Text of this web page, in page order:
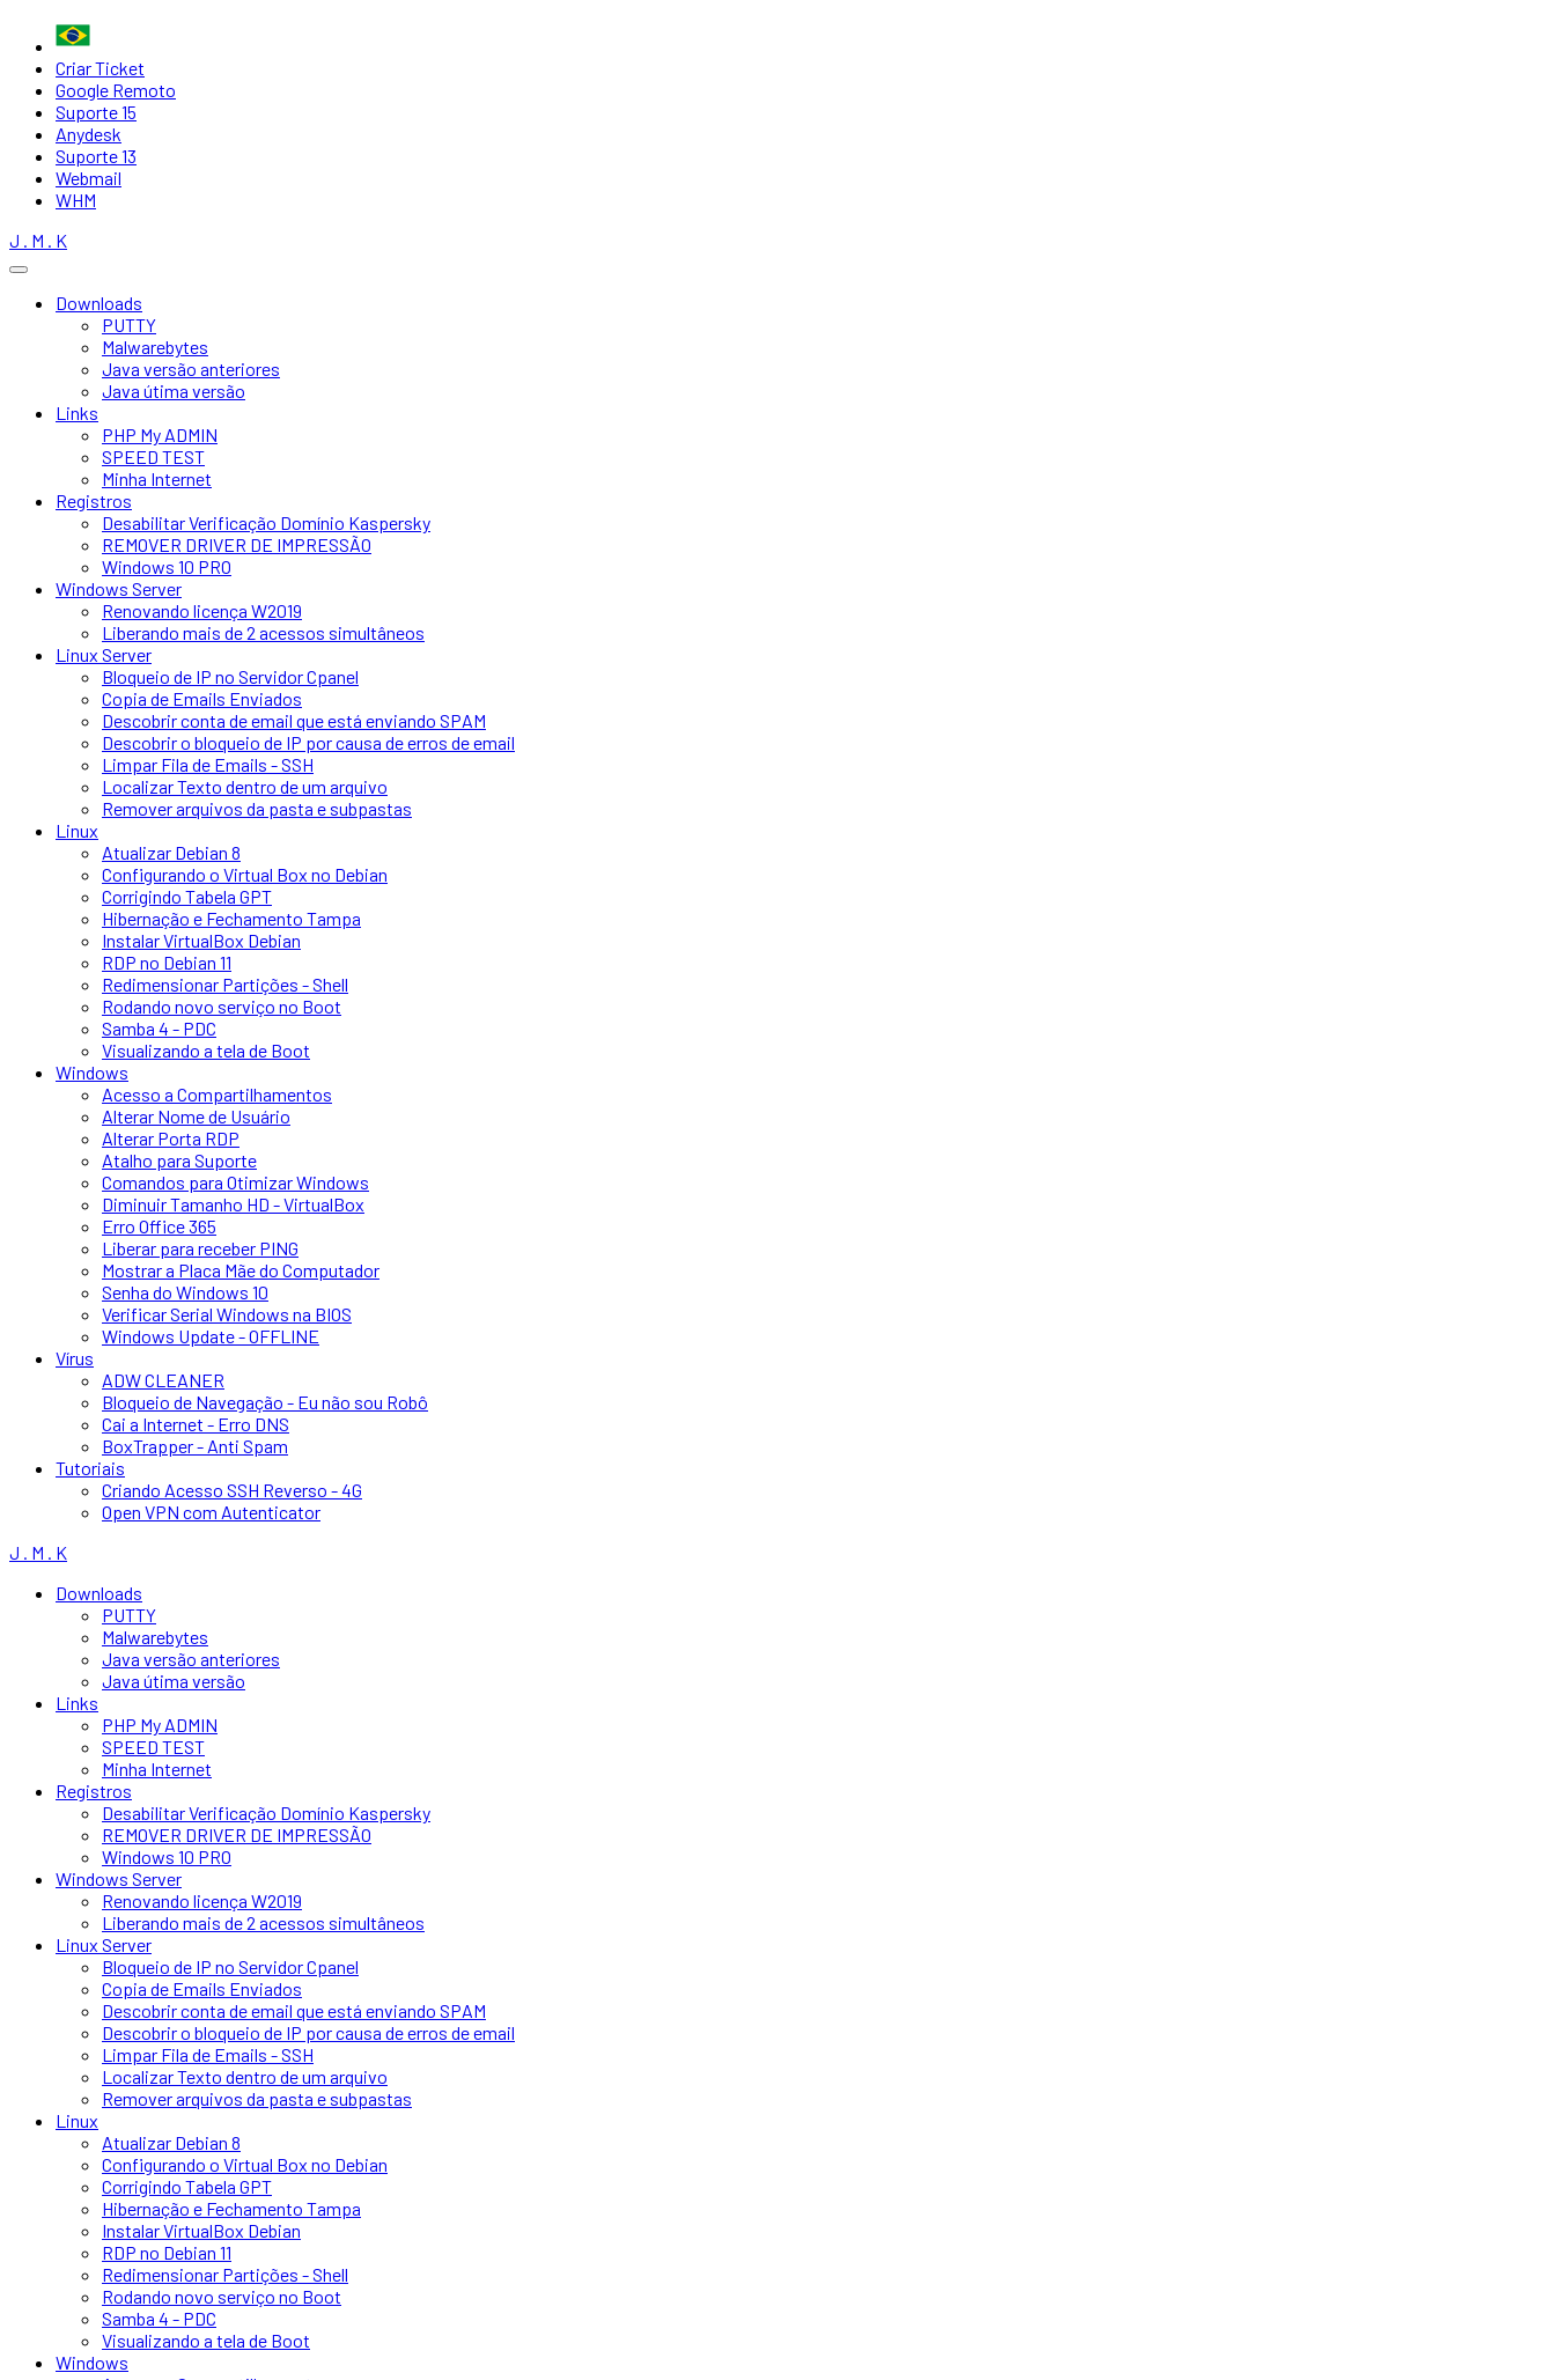
Criar Ticket
Google Remoto
Suporte 15
Anydesk
Suporte 13
Webmail
WHM
J . M . K
Downloads
PUTTY
Malwarebytes
Java versão anteriores
Java útima versão
Links
PHP My ADMIN
SPEED TEST
Minha Internet
Registros
Desabilitar Verificação Domínio Kaspersky
REMOVER DRIVER DE IMPRESSÃO
Windows 10 PRO
Windows Server
Renovando licença W2019
Liberando mais de 2 acessos simultâneos
Linux Server
Bloqueio de IP no Servidor Cpanel
Copia de Emails Enviados
Descobrir conta de email que está enviando SPAM
Descobrir o bloqueio de IP por causa de erros de email
Limpar Fila de Emails - SSH
Localizar Texto dentro de um arquivo
Remover arquivos da pasta e subpastas
Linux
Atualizar Debian 8
Configurando o Virtual Box no Debian
Corrigindo Tabela GPT
Hibernação e Fechamento Tampa
Instalar VirtualBox Debian
RDP no Debian 11
Redimensionar Partições - Shell
Rodando novo serviço no Boot
Samba 4 - PDC
Visualizando a tela de Boot
Windows
Acesso a Compartilhamentos
Alterar Nome de Usuário
Alterar Porta RDP
Atalho para Suporte
Comandos para Otimizar Windows
Diminuir Tamanho HD - VirtualBox
Erro Office 365
Liberar para receber PING
Mostrar a Placa Mãe do Computador
Senha do Windows 10
Verificar Serial Windows na BIOS
Windows Update - OFFLINE
Vírus
ADW CLEANER
Bloqueio de Navegação - Eu não sou Robô
Cai a Internet - Erro DNS
BoxTrapper - Anti Spam
Tutoriais
Criando Acesso SSH Reverso - 4G
Open VPN com Autenticator
J . M . K
Downloads
PUTTY
Malwarebytes
Java versão anteriores
Java útima versão
Links
PHP My ADMIN
SPEED TEST
Minha Internet
Registros
Desabilitar Verificação Domínio Kaspersky
REMOVER DRIVER DE IMPRESSÃO
Windows 10 PRO
Windows Server
Renovando licença W2019
Liberando mais de 2 acessos simultâneos
Linux Server
Bloqueio de IP no Servidor Cpanel
Copia de Emails Enviados
Descobrir conta de email que está enviando SPAM
Descobrir o bloqueio de IP por causa de erros de email
Limpar Fila de Emails - SSH
Localizar Texto dentro de um arquivo
Remover arquivos da pasta e subpastas
Linux
Atualizar Debian 8
Configurando o Virtual Box no Debian
Corrigindo Tabela GPT
Hibernação e Fechamento Tampa
Instalar VirtualBox Debian
RDP no Debian 11
Redimensionar Partições - Shell
Rodando novo serviço no Boot
Samba 4 - PDC
Visualizando a tela de Boot
Windows